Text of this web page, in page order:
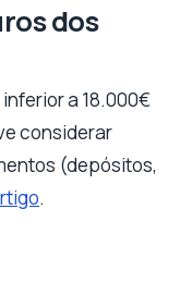
dos
a 18.000€
considerar
(depósitos,
.